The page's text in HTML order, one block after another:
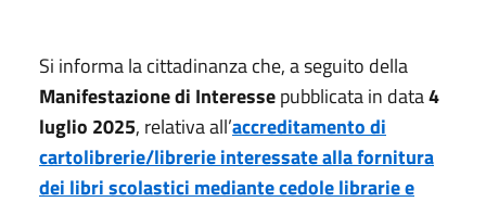
Si informa la cittadinanza che, a seguito della
Manifestazione di Interessepubblicata in data4
luglio 2025, relativa all’accreditamento di
cartolibrerie/librerie interessate alla fornitura
dei libri scolastici mediante cedole librarie e